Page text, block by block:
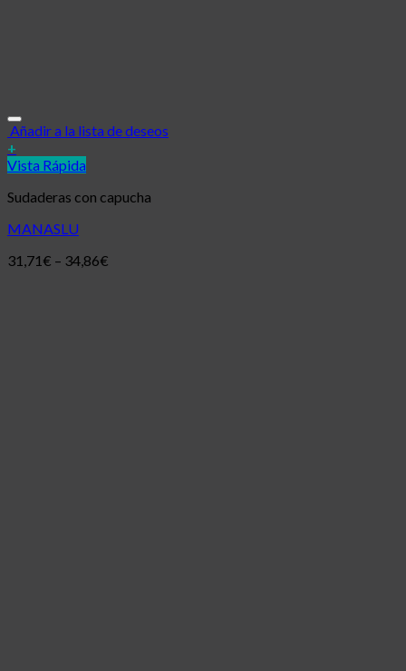
Añadir a la lista de deseos
+
Vista Rápida
Sudaderas con capucha
MANASLU
31,71€ – 34,86€